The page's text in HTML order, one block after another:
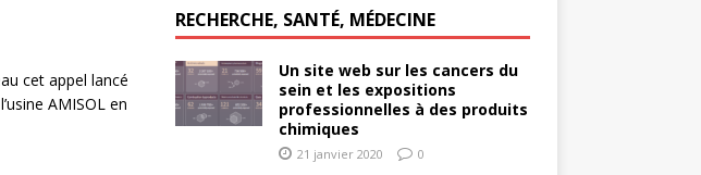
cet appel lancé
AMISOL en
RECHERCHE, SANTÉ, MÉDECINE
Un site web sur les cancers du
sein et les expositions
professionnelles à des produits
chimiques
21 janvier 2020 0